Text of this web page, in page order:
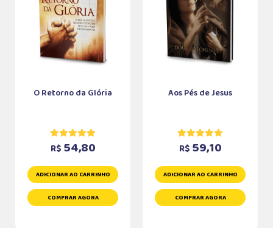
O Retorno da Glória
R$ 54,80
ADICIONAR AO CARRINHO
COMPRAR AGORA
Aos Pés de Jesus
R$ 59,10
ADICIONAR AO CARRINHO
COMPRAR AGORA